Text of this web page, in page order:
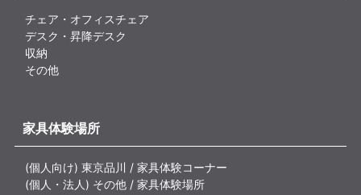
チェア・オフィスチェア
デスク・昇降デスク
収納
その他
家具体験場所
(個人向け) 東京品川 / 家具体験コーナー
(個人・法人) その他 / 家具体験場所